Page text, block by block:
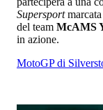
Supersportmarcata
del team McAMS
in azione.
MotoGP di